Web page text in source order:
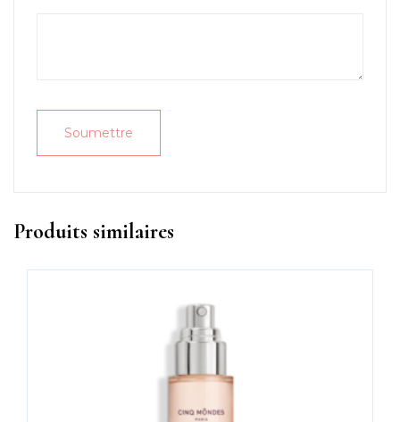
Produits similaires